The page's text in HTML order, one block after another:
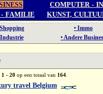
COMPUTER -
- FAMILIE
KUNST,
• Immo
Industrie
• Andere
1 - 20 op een totaal van 164.
travel Belgium